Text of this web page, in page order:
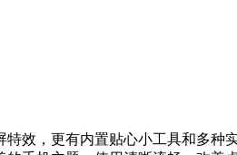
效，更有内置贴心小工具和多种